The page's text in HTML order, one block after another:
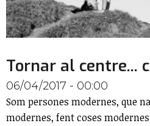
Tornar al centre...
06/04/2017 - 00:00
Som persones modernes, que
modernes, fent coses